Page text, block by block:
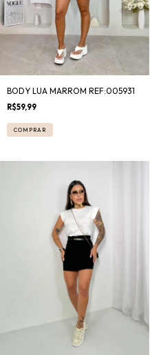
BODY LUA MARROM REF:005931
R$59,99
COMPRAR